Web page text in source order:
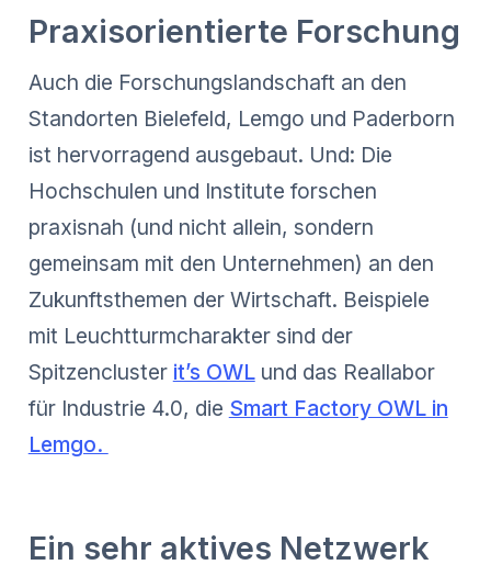
Praxisorientierte Forschung
Auch die Forschungslandschaft an den
Standorten Bielefeld, Lemgo und Paderborn
ist hervorragend ausgebaut. Und: Die
Hochschulen und Institute forschen
praxisnah (und nicht allein, sondern
gemeinsam mit den Unternehmen) an den
Zukunftsthemen der Wirtschaft. Beispiele
mit Leuchtturmcharakter sind der
Spitzencluster it’s OWLund das Reallabor
für Industrie 4.0, die Smart Factory OWL in
Lemgo.
Ein sehr aktives Netzwerk